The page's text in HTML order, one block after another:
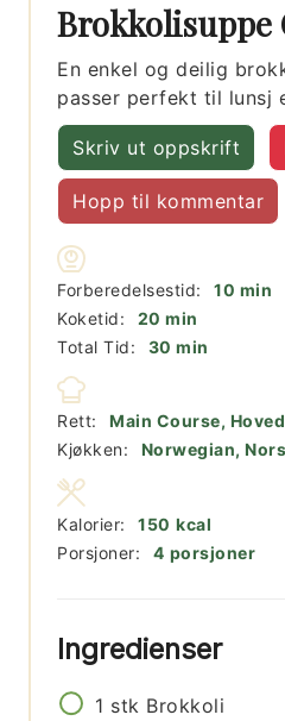
En enkel og deilig
passer perfekt til lunsj
Skriv ut oppskrift
Hopp til kommentar
Forberedelsestid: 10 min
Koketid:
20 minutter
min
Total Tid:
30 minutter
min
Rett:
Main Course,
Kjøkken:
Norwegian,
Porsjoner: 4 porsjoner
Kalorier: 150 kcal
Ingredienser
1 stk Brokkoli